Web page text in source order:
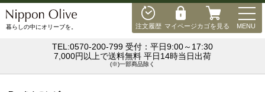
注文履歴 マイページカゴを見る MENU
暮らしの中にオリーブを。
TEL:0570-200-799 受付：平日9:00～17:30
7,000円以上で送料無料 平日14時当日出荷
(※)一部商品除く